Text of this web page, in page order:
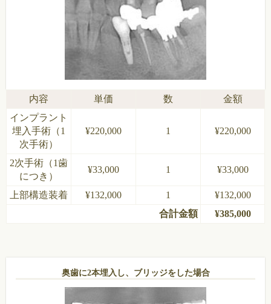
内容 単価 数
金額
インプラント
埋入手術（1
次手術）
¥220,000 1 ¥220,000
2次手術（1歯
につき）
¥33,000 1 ¥33,000
上部構造装着 ¥132,000 1
¥132,000
合計金額
¥385,000
奥歯に2本埋入し、 ブリッジをした場合